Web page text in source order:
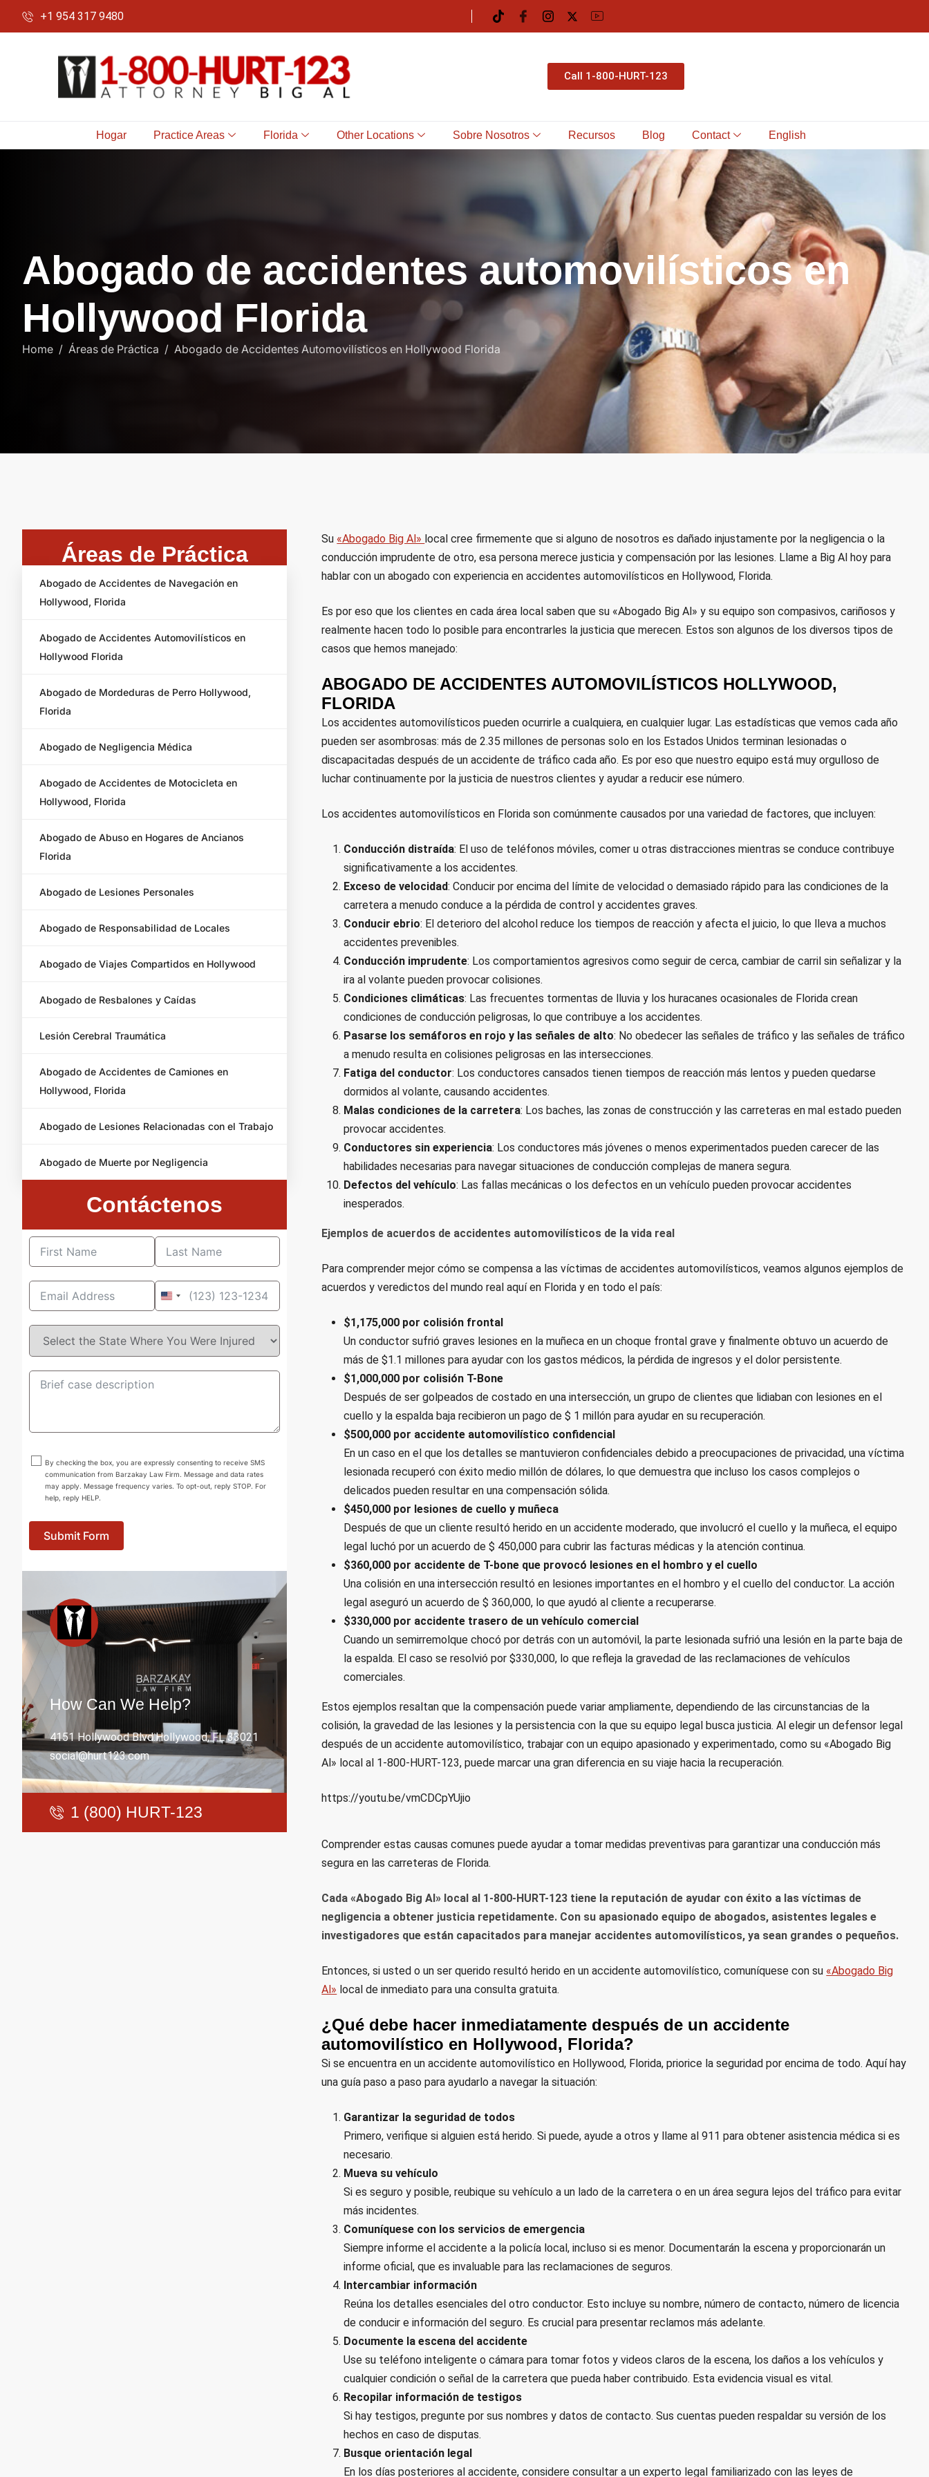
+1 954 317 9480
Call 1-800-HURT-123
Hogar Practice Areas Florida Other Locations Sobre Nosotros Recursos Blog Contact English
Abogado de accidentes automovilísticos en
Hollywood Florida
Home Áreas de Práctica Abogado de Accidentes Automovilísticos en Hollywood Florida
Áreas de Práctica
Abogado de Accidentes de Navegación en
Hollywood, Florida
Abogado de Accidentes Automovilísticos en
Hollywood Florida
Abogado de Mordeduras de Perro Hollywood,
Florida
Abogado de Negligencia Médica
Abogado de Accidentes de Motocicleta en
Hollywood, Florida
Abogado de Abuso en Hogares de Ancianos
Florida
Abogado de Lesiones Personales
Abogado de Responsabilidad de Locales
Abogado de Viajes Compartidos en Hollywood
Abogado de Resbalones y Caídas
Lesión Cerebral Traumática
Abogado de Accidentes de Camiones en
Hollywood, Florida
Abogado de Lesiones Relacionadas con el Trabajo
Abogado de Muerte por Negligencia
Contáctenos
United
+1
By checking the box, you are expressly consenting to receive SMS
communication from Barzakay Law Firm. Message and data rates
may apply. Message frequency varies. To opt-out, reply STOP. For
help, reply HELP.
Submit Form
How Can We Help?
4151 Hollywood Blvd.Hollywood, FL 33021
social@hurt123.com
1 (800) HURT-123
Su «Abogado Big Al» local cree firmemente que si alguno de nosotros es dañado injustamente por la negligencia o la
conducción imprudente de otro, esa persona merece justicia y compensación por las lesiones. Llame a Big Al hoy para
hablar con un abogado con experiencia en accidentes automovilísticos en Hollywood, Florida.
Es por eso que los clientes en cada área local saben que su «Abogado Big Al» y su equipo son compasivos, cariñosos y
realmente hacen todo lo posible para encontrarles la justicia que merecen. Estos son algunos de los diversos tipos de
casos que hemos manejado:
ABOGADO DE ACCIDENTES AUTOMOVILÍSTICOS HOLLYWOOD,
FLORIDA
Los accidentes automovilísticos pueden ocurrirle a cualquiera, en cualquier lugar. Las estadísticas que vemos cada año
pueden ser asombrosas: más de 2.35 millones de personas solo en los Estados Unidos terminan lesionadas o
discapacitadas después de un accidente de tráfico cada año. Es por eso que nuestro equipo está muy orgulloso de
luchar continuamente por la justicia de nuestros clientes y ayudar a reducir ese número.
Los accidentes automovilísticos en Florida son comúnmente causados por una variedad de factores, que incluyen:
Conducción distraída: El uso de teléfonos móviles, comer u otras distracciones mientras se conduce contribuye
significativamente a los accidentes.
Exceso de velocidad: Conducir por encima del límite de velocidad o demasiado rápido para las condiciones de la
carretera a menudo conduce a la pérdida de control y accidentes graves.
Conducir ebrio: El deterioro del alcohol reduce los tiempos de reacción y afecta el juicio, lo que lleva a muchos
accidentes prevenibles.
Conducción imprudente: Los comportamientos agresivos como seguir de cerca, cambiar de carril sin señalizar y la
ira al volante pueden provocar colisiones.
Condiciones climáticas: Las frecuentes tormentas de lluvia y los huracanes ocasionales de Florida crean
condiciones de conducción peligrosas, lo que contribuye a los accidentes.
Pasarse los semáforos en rojo y las señales de alto: No obedecer las señales de tráfico y las señales de tráfico
a menudo resulta en colisiones peligrosas en las intersecciones.
Fatiga del conductor: Los conductores cansados tienen tiempos de reacción más lentos y pueden quedarse
dormidos al volante, causando accidentes.
Malas condiciones de la carretera: Los baches, las zonas de construcción y las carreteras en mal estado pueden
provocar accidentes.
Conductores sin experiencia: Los conductores más jóvenes o menos experimentados pueden carecer de las
habilidades necesarias para navegar situaciones de conducción complejas de manera segura.
Defectos del vehículo: Las fallas mecánicas o los defectos en un vehículo pueden provocar accidentes
inesperados.
Ejemplos de acuerdos de accidentes automovilísticos de la vida real
Para comprender mejor cómo se compensa a las víctimas de accidentes automovilísticos, veamos algunos ejemplos de
acuerdos y veredictos del mundo real aquí en Florida y en todo el país:
$1,175,000 por colisión frontal
Un conductor sufrió graves lesiones en la muñeca en un choque frontal grave y finalmente obtuvo un acuerdo de
más de $1.1 millones para ayudar con los gastos médicos, la pérdida de ingresos y el dolor persistente.
$1,000,000 por colisión T-Bone
Después de ser golpeados de costado en una intersección, un grupo de clientes que lidiaban con lesiones en el
cuello y la espalda baja recibieron un pago de $ 1 millón para ayudar en su recuperación.
$500,000 por accidente automovilístico confidencial
En un caso en el que los detalles se mantuvieron confidenciales debido a preocupaciones de privacidad, una víctima
lesionada recuperó con éxito medio millón de dólares, lo que demuestra que incluso los casos complejos o
delicados pueden resultar en una compensación sólida.
$450,000 por lesiones de cuello y muñeca
Después de que un cliente resultó herido en un accidente moderado, que involucró el cuello y la muñeca, el equipo
legal luchó por un acuerdo de $ 450,000 para cubrir las facturas médicas y la atención continua.
$360,000 por accidente de T-bone que provocó lesiones en el hombro y el cuello
Una colisión en una intersección resultó en lesiones importantes en el hombro y el cuello del conductor. La acción
legal aseguró un acuerdo de $ 360,000, lo que ayudó al cliente a recuperarse.
$330,000 por accidente trasero de un vehículo comercial
Cuando un semirremolque chocó por detrás con un automóvil, la parte lesionada sufrió una lesión en la parte baja de
la espalda. El caso se resolvió por $330,000, lo que refleja la gravedad de las reclamaciones de vehículos
comerciales.
Estos ejemplos resaltan que la compensación puede variar ampliamente, dependiendo de las circunstancias de la
colisión, la gravedad de las lesiones y la persistencia con la que su equipo legal busca justicia. Al elegir un defensor legal
después de un accidente automovilístico, trabajar con un equipo apasionado y experimentado, como su «Abogado Big
Al» local al 1-800-HURT-123, puede marcar una gran diferencia en su viaje hacia la recuperación.
https://youtu.be/vmCDCpYUjio
Comprender estas causas comunes puede ayudar a tomar medidas preventivas para garantizar una conducción más
segura en las carreteras de Florida.
Cada «Abogado Big Al» local al 1-800-HURT-123 tiene la reputación de ayudar con éxito a las víctimas de
negligencia a obtener justicia repetidamente. Con su apasionado equipo de abogados, asistentes legales e
investigadores que están capacitados para manejar accidentes automovilísticos, ya sean grandes o pequeños.
Entonces, si usted o un ser querido resultó herido en un accidente automovilístico, comuníquese con su «Abogado Big
Al» local de inmediato para una consulta gratuita.
¿Qué debe hacer inmediatamente después de un accidente
automovilístico en Hollywood, Florida?
Si se encuentra en un accidente automovilístico en Hollywood, Florida, priorice la seguridad por encima de todo. Aquí hay
una guía paso a paso para ayudarlo a navegar la situación:
Garantizar la seguridad de todos
Primero, verifique si alguien está herido. Si puede, ayude a otros y llame al 911 para obtener asistencia médica si es
necesario.
Mueva su vehículo
Si es seguro y posible, reubique su vehículo a un lado de la carretera o en un área segura lejos del tráfico para evitar
más incidentes.
Comuníquese con los servicios de emergencia
Siempre informe el accidente a la policía local, incluso si es menor. Documentarán la escena y proporcionarán un
informe oficial, que es invaluable para las reclamaciones de seguros.
Intercambiar información
Reúna los detalles esenciales del otro conductor. Esto incluye su nombre, número de contacto, número de licencia
de conducir e información del seguro. Es crucial para presentar reclamos más adelante.
Documente la escena del accidente
Use su teléfono inteligente o cámara para tomar fotos y videos claros de la escena, los daños a los vehículos y
cualquier condición o señal de la carretera que pueda haber contribuido. Esta evidencia visual es vital.
Recopilar información de testigos
Si hay testigos, pregunte por sus nombres y datos de contacto. Sus cuentas pueden respaldar su versión de los
hechos en caso de disputas.
Busque orientación legal
En los días posteriores al accidente, considere consultar a un experto legal familiarizado con las leyes de